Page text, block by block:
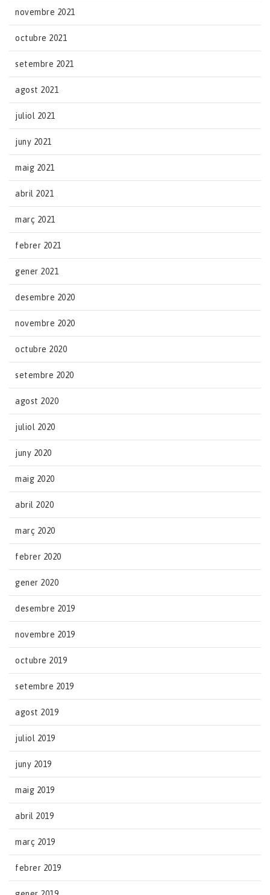
novembre 2021
octubre 2021
setembre 2021
agost 2021
juliol 2021
juny 2021
maig 2021
abril 2021
març 2021
febrer 2021
gener 2021
desembre 2020
novembre 2020
octubre 2020
setembre 2020
agost 2020
juliol 2020
juny 2020
maig 2020
abril 2020
març 2020
febrer 2020
gener 2020
desembre 2019
novembre 2019
octubre 2019
setembre 2019
agost 2019
juliol 2019
juny 2019
maig 2019
abril 2019
març 2019
febrer 2019